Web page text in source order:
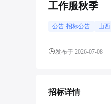
工作服秋季
公告-招标公告 山西
发布于 2026-07-08
招标详情